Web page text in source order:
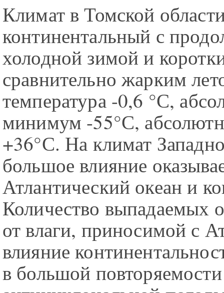
Климат в Томской
континентальный с
холодной зимой и
сравнительно жарким
температура -0,6 °С,
минимум -55°С,
+36°С. На климат
большое влияние
Атлантический океан и
Количество выпадаемых
от влаги, приносимой с
влияние
в большой повторяемости